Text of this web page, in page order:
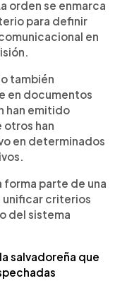
orden se enmarca
para definir
en
también
en documentos
han emitido
otros han
en determinados
forma parte de una
unificar criterios
del sistema
salvadoreña que